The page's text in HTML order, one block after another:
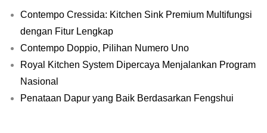
Contempo Cressida: Kitchen Sink Premium Multifungsi
dengan Fitur Lengkap
Contempo Doppio, Pilihan Numero Uno
Royal Kitchen System Dipercaya Menjalankan Program
Nasional
Penataan Dapur yang Baik Berdasarkan Fengshui